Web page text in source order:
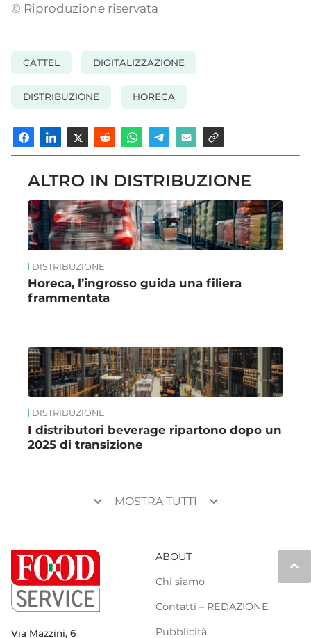
© Riproduzione riservata
CATTEL DIGITALIZZAZIONE
DISTRIBUZIONE HORECA
ALTRO IN DISTRIBUZIONE
DISTRIBUZIONE
Horeca, l’ingrosso guida una filiera
frammentata
DISTRIBUZIONE
I distributori beverage ripartono dopo un
2025 di transizione
keyboard_arrow_down MOSTRA TUTTI keyboard_arrow_down
keyboard_arrow_up
Via Mazzini, 6
ABOUT
Chi siamo
Contatti – REDAZIONE
Pubblicità